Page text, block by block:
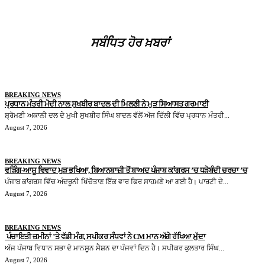
ਸਬੰਧਿਤ ਹੋਰ ਖ਼ਬਰਾਂ
BREAKING NEWS
ਪ੍ਰਧਾਨ ਮੰਤਰੀ ਮੋਦੀ ਨਾਲ ਸੁਖਬੀਰ ਬਾਦਲ ਦੀ ਮਿਲਣੀ ਨੇ ਮੁੜ ਸਿਆਸਤ ਗਰਮਾਈ
ਸ਼੍ਰੋਮਣੀ ਅਕਾਲੀ ਦਲ ਦੇ ਮੁਖੀ ਸੁਖਬੀਰ ਸਿੰਘ ਬਾਦਲ ਵੱਲੋਂ ਅੱਜ ਦਿੱਲੀ ਵਿੱਚ ਪ੍ਰਧਾਨ ਮੰਤਰੀ...
August 7, 2026
BREAKING NEWS
ਵੜਿੰਗ-ਆਸ਼ੂ ਵਿਵਾਦ ਮੁੜ ਭਖਿਆ, ਬਿਆਨਬਾਜ਼ੀ ਤੋਂ ਬਾਅਦ ਪੰਜਾਬ ਕਾਂਗਰਸ ’ਚ ਧੜੇਬੰਦੀ ਚਰਚਾ ’ਚ
ਪੰਜਾਬ ਕਾਂਗਰਸ ਵਿੱਚ ਅੰਦਰੂਨੀ ਖਿੱਚੋਤਾਣ ਇੱਕ ਵਾਰ ਫਿਰ ਸਾਹਮਣੇ ਆ ਗਈ ਹੈ। ਪਾਰਟੀ ਦੇ...
August 7, 2026
BREAKING NEWS
ਪੰਚਾਇਤੀ ਜ਼ਮੀਨਾਂ ’ਤੇ ਵੱਡੀ ਮੰਗ, ਸਪੀਕਰ ਸੰਧਵਾਂ ਨੇ CM ਮਾਨ ਅੱਗੇ ਰੱਖਿਆ ਮੁੱਦਾ
ਅੱਜ ਪੰਜਾਬ ਵਿਧਾਨ ਸਭਾ ਦੇ ਮਾਨਸੂਨ ਸੈਸ਼ਨ ਦਾ ਪੰਜਵਾਂ ਦਿਨ ਹੈ। ਸਪੀਕਰ ਕੁਲਤਾਰ ਸਿੰਘ...
August 7, 2026